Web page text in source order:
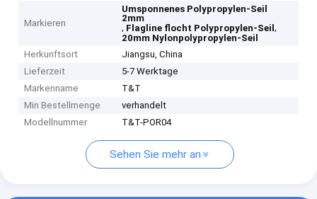
Markieren
Umsponnenes Polypropylen-Seil
2mm
, Flagline flocht Polypropylen-Seil,
20mm Nylonpolypropylen-Seil
Herkunftsort
Jiangsu, China
Lieferzeit
5-7 Werktage
Markenname
T&T
Min Bestellmenge
verhandelt
Modellnummer
T&T-POR04
Sehen Sie mehr an